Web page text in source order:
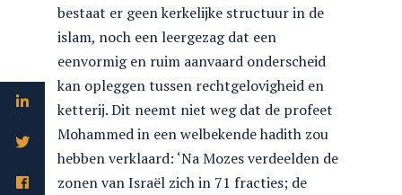
bestaat er geen kerkelijke structuur in de
islam, noch een leergezag dat een
eenvormig en ruim aanvaard onderscheid
kan opleggen tussen rechtgelovigheid en
ketterij. Dit neemt niet weg dat de profeet
Mohammed in een welbekende hadith zou
hebben verklaard: ‘Na Mozes verdeelden de
zonen van Israël zich in 71 fracties; de